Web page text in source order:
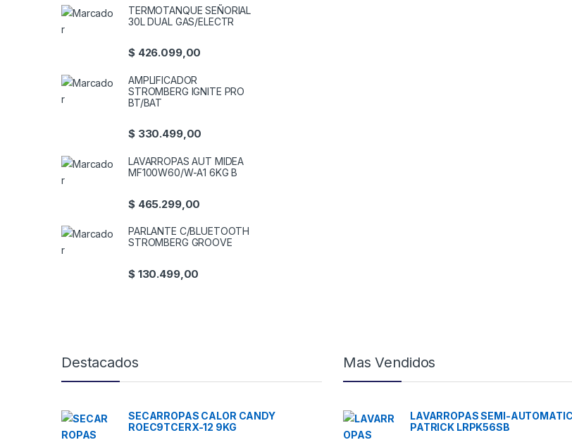
TERMOTANQUE SEÑORIAL
30L DUAL GAS/ELECTR
$426.099,00
AMPLIFICADOR
STROMBERG IGNITE PRO
BT/BAT
$330.499,00
LAVARROPAS AUT MIDEA
MF100W60/W-A1 6KG B
$465.299,00
PARLANTE C/BLUETOOTH
STROMBERG GROOVE
$130.499,00
Destacados
SECARROPAS CALOR CANDY
ROEC9TCERX-12 9KG
Mas Vendidos
LAVARROPAS SEMI-
PATRICK LRPK56SB